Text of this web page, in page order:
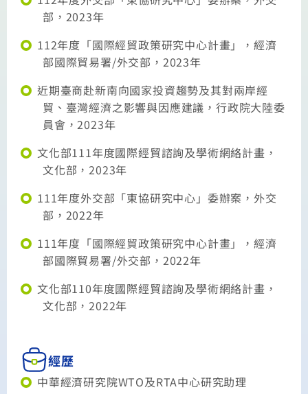
部，2023年
112年度「國際經貿政策研究中心計畫」，經濟
部國際貿易署/外交部，2023年
近期臺商赴新南向國家投資趨勢及其對兩岸經
貿、臺灣經濟之影響與因應建議，行政院大陸委
員會，2023年
文化部111年度國際經貿諮詢及學術網絡計畫，
文化部，2023年
111年度外交部「東協研究中心」委辦案，外交
部，2022年
111年度「國際經貿政策研究中心計畫」，經濟
部國際貿易署/外交部，2022年
文化部110年度國際經貿諮詢及學術網絡計畫，
文化部，2022年
經歷
中華經濟研究院WTO及RTA中心研究助理